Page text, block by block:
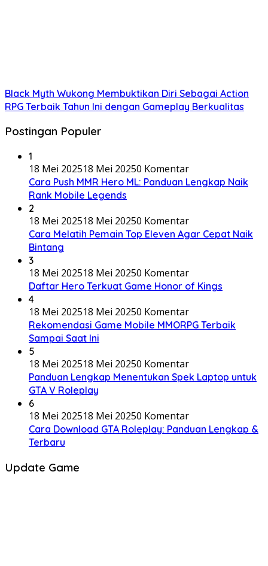
Black Myth Wukong Membuktikan Diri Sebagai Action
RPG Terbaik Tahun Ini dengan Gameplay Berkualitas
Postingan Populer
1
18 Mei 202518 Mei 20250 Komentar
Cara Push MMR Hero ML: Panduan Lengkap Naik
Rank Mobile Legends
2
18 Mei 202518 Mei 20250 Komentar
Cara Melatih Pemain Top Eleven Agar Cepat Naik
Bintang
3
18 Mei 202518 Mei 20250 Komentar
Daftar Hero Terkuat Game Honor of Kings
4
18 Mei 202518 Mei 20250 Komentar
Rekomendasi Game Mobile MMORPG Terbaik
Sampai Saat Ini
5
18 Mei 202518 Mei 20250 Komentar
Panduan Lengkap Menentukan Spek Laptop untuk
GTA V Roleplay
6
18 Mei 202518 Mei 20250 Komentar
Cara Download GTA Roleplay: Panduan Lengkap &
Terbaru
Update Game